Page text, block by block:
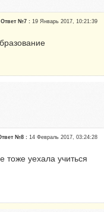
Ответ №7 :19 Январь 2017, 10:21:39
№8 :14 Февраль 2017, 03:24:28
тоже уехала учиться